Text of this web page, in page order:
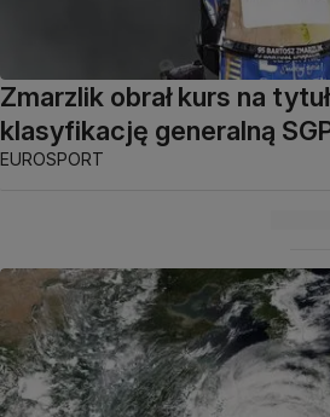
Zmarzlik obrał kurs na
klasyfikację generalną
EUROSPORT